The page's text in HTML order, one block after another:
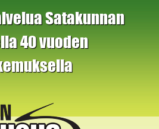
Satakunnan
40 vuoden